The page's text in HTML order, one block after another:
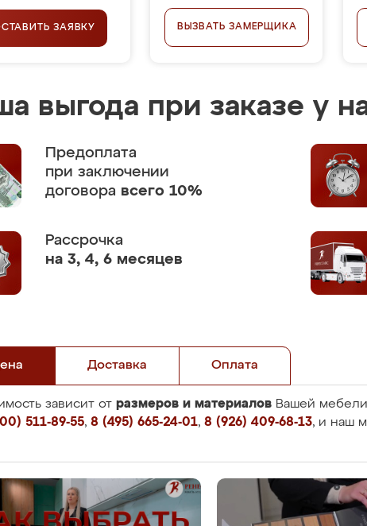
ЗАЯВКУ ВЫЗВАТЬ ЗАМЕРЩИКА
выгода при заказе у
Предоплата
при заключении
договора всего 10%
Рассрочка
на 3, 4, 6 месяцев
Доставка Оплата
зависит от размеров и материалов Вашей
511-89-55, 8 (495) 665-24-01, 8 (926) 409-68-13, и наш